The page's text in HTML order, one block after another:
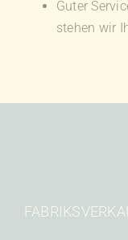
Guter
stehen wir